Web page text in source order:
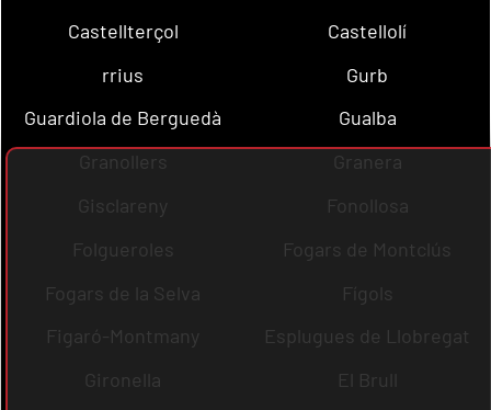
Castellterçol
Castellolí
rrius
Gurb
Guardiola de Berguedà
Gualba
Granollers
Granera
Gisclareny
Fonollosa
Folgueroles
Fogars de Montclús
Fogars de la Selva
Fígols
Figaró-Montmany
Esplugues de Llobregat
Gironella
El Brull